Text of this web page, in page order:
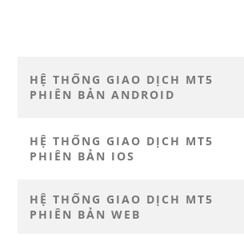
HỆ THỐNG GIAO DỊCH MT5
PHIÊN BẢN ANDROID
HỆ THỐNG GIAO DỊCH MT5
PHIÊN BẢN IOS
HỆ THỐNG GIAO DỊCH MT5
PHIÊN BẢN WEB